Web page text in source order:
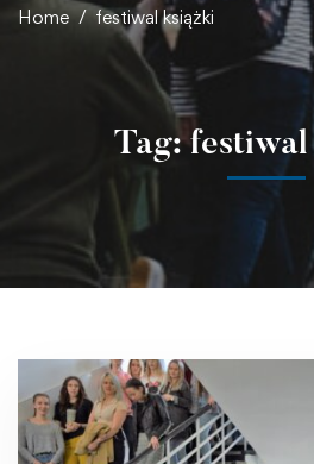
Home festiwal książki
Tag: